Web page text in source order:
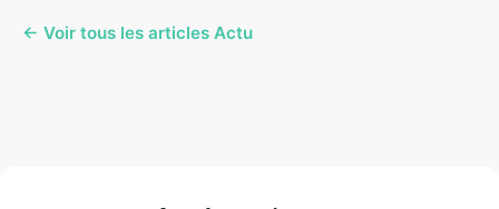
← Voir tous les articles Actu